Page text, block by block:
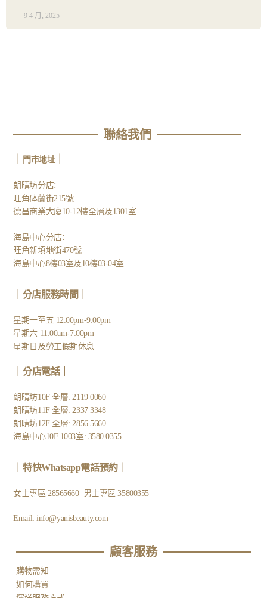
9 4 月, 2025
聯絡我們
門市地址｜
朗晴坊分店:
旺角砵蘭街215號
德昌商業大廈10-12樓全層及1301室
海島中心分店:
旺角新填地街470號
海島中心8樓03室及10樓03-04室
｜分店服務時間｜
星期一至五 12:00pm-9:00pm
星期六 11:00am-7:00pm
星期日及勞工假期休息
分店電話｜
朗晴坊10F 全層: 2119 0060
朗晴坊11F 全層: 2337 3348
朗晴坊12F 全層: 2856 5660
海島中心10F 1003室: 3580 0355
特快Whatsapp電話預約｜
女士專區28565660 男士專區35800355
Email:info@yanisbeauty.com
顧客服務​
購物需知
如何購買